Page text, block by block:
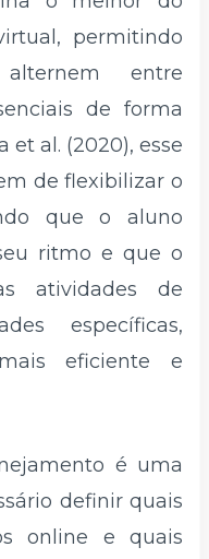
permitindo
entre
de forma
et al. (2020), esse
de flexibilizar o
que o aluno
ritmo e que o
atividades de
específicas,
eficiente e
é uma
definir quais
online e quais